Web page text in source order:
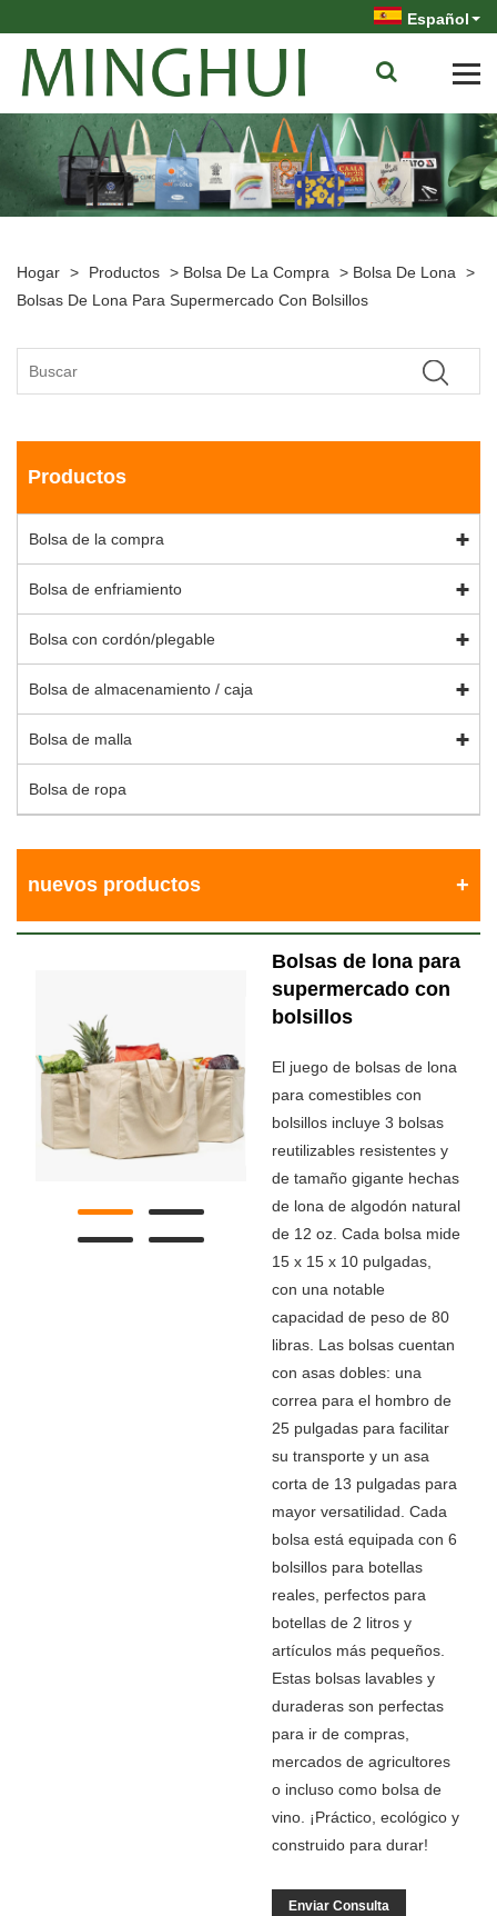
Español
Hogar > Productos > Bolsa De La Compra > Bolsa De Lona >
Bolsas De Lona Para Supermercado Con Bolsillos
Productos
Bolsa de la compra
Bolsa de enfriamiento
Bolsa con cordón/plegable
Bolsa de almacenamiento / caja
Bolsa de malla
Bolsa de ropa
nuevos productos
Bolsas de lona para
supermercado con
bolsillos
El juego de bolsas de lona
para comestibles con
bolsillos incluye 3 bolsas
reutilizables resistentes y
de tamaño gigante hechas
de lona de algodón natural
de 12 oz. Cada bolsa mide
15 x 15 x 10 pulgadas,
con una notable
capacidad de peso de 80
libras. Las bolsas cuentan
con asas dobles: una
correa para el hombro de
25 pulgadas para facilitar
su transporte y un asa
corta de 13 pulgadas para
mayor versatilidad. Cada
bolsa está equipada con 6
bolsillos para botellas
reales, perfectos para
botellas de 2 litros y
artículos más pequeños.
Estas bolsas lavables y
duraderas son perfectas
para ir de compras,
mercados de agricultores
o incluso como bolsa de
vino. ¡Práctico, ecológico y
construido para durar!
Enviar Consulta